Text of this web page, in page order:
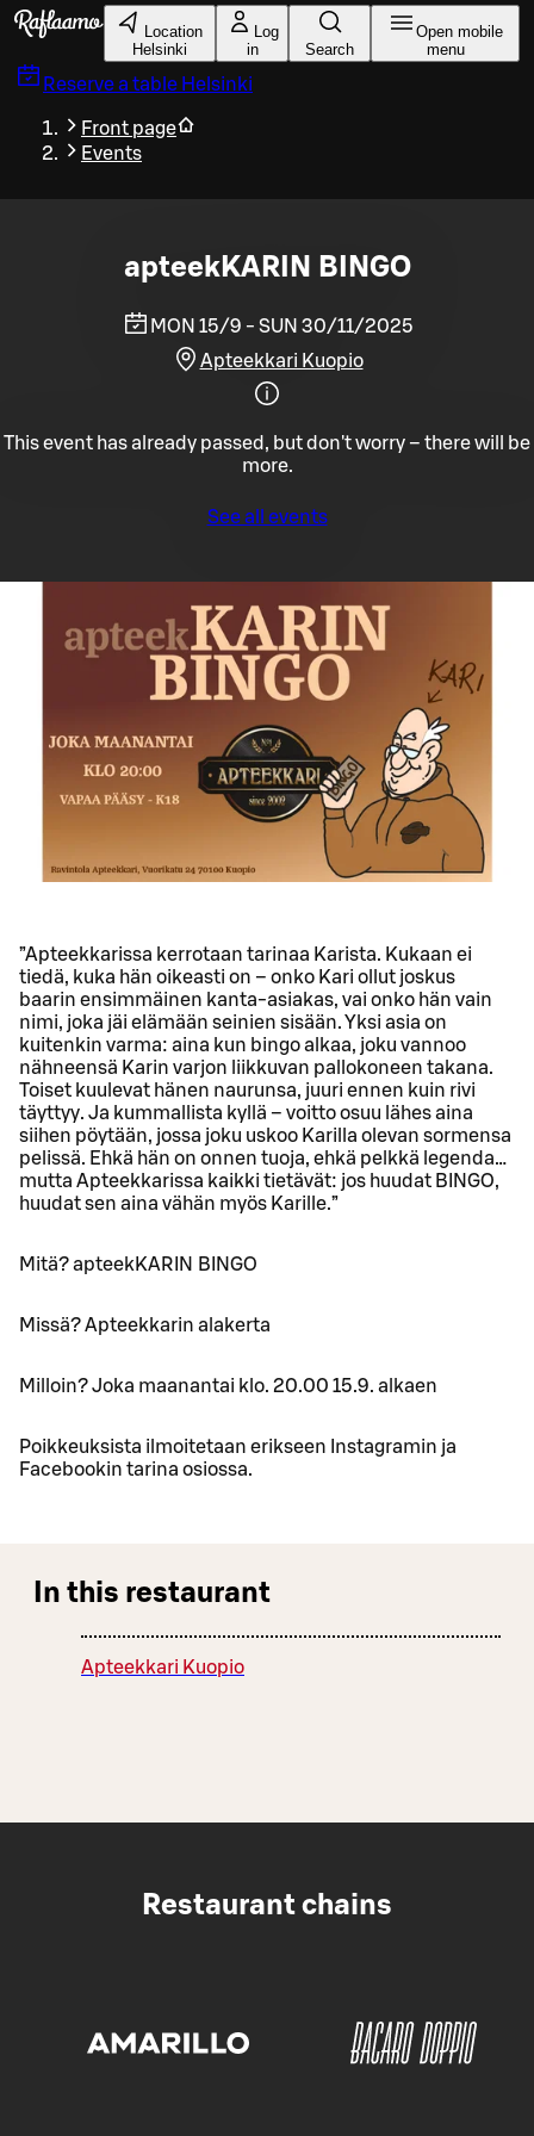
Skip to main content
Location
Helsinki
Log
in
Search
Open mobile
menu
Reserve a table Helsinki
Front page
Events
apteekKARIN BINGO
MON 15/9 - SUN 30/11/2025
Apteekkari Kuopio
This event has already passed, but don't worry – there will be
more.
See all events
”Apteekkarissa kerrotaan tarinaa Karista. Kukaan ei
tiedä, kuka hän oikeasti on – onko Kari ollut joskus
baarin ensimmäinen kanta-asiakas, vai onko hän vain
nimi, joka jäi elämään seinien sisään. Yksi asia on
kuitenkin varma: aina kun bingo alkaa, joku vannoo
nähneensä Karin varjon liikkuvan pallokoneen takana.
Toiset kuulevat hänen naurunsa, juuri ennen kuin rivi
täyttyy. Ja kummallista kyllä – voitto osuu lähes aina
siihen pöytään, jossa joku uskoo Karilla olevan sormensa
pelissä. Ehkä hän on onnen tuoja, ehkä pelkkä legenda…
mutta Apteekkarissa kaikki tietävät: jos huudat BINGO,
huudat sen aina vähän myös Karille.”
Mitä? apteekKARIN BINGO
Missä? Apteekkarin alakerta
Milloin? Joka maanantai klo. 20.00 15.9. alkaen
Poikkeuksista ilmoitetaan erikseen Instagramin ja
Facebookin tarina osiossa.
In this restaurant
Apteekkari Kuopio
Restaurant chains